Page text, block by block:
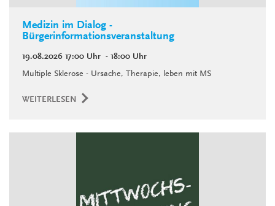
Medizin im Dialog -
Bürgerinformationsveranstaltung
19.08.2026 17:00 Uhr - 18:00 Uhr
Multiple Sklerose - Ursache, Therapie, leben mit MS
WEITERLESEN